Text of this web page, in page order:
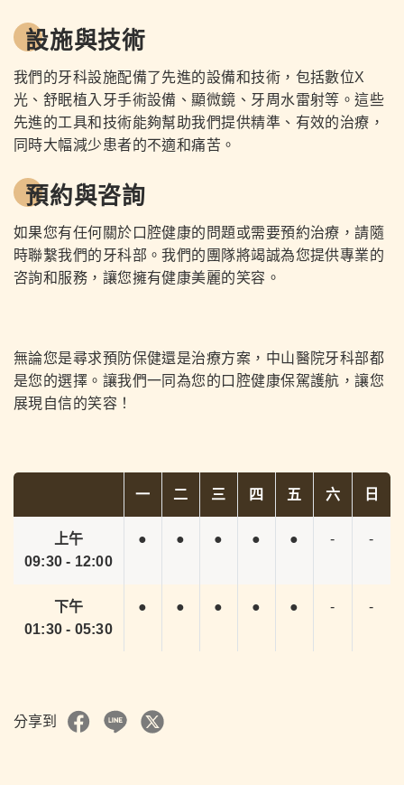
設施與技術
我們的牙科設施配備了先進的設備和技術，包括數位X
光、舒眠植入牙手術設備、顯微鏡、牙周水雷射等。這些
先進的工具和技術能夠幫助我們提供精準、有效的治療，
同時大幅減少患者的不適和痛苦。
預約與咨詢
如果您有任何關於口腔健康的問題或需要預約治療，請隨
時聯繫我們的牙科部。我們的團隊將竭誠為您提供專業的
咨詢和服務，讓您擁有健康美麗的笑容。
無論您是尋求預防保健還是治療方案，中山醫院牙科部都
是您的選擇。讓我們一同為您的口腔健康保駕護航，讓您
展現自信的笑容！
一 二 三 四 五 六 日
上午
09:30 - 12:00
● ● ● ● ● - -
下午
01:30 - 05:30
● ● ● ● ● - -
分享到